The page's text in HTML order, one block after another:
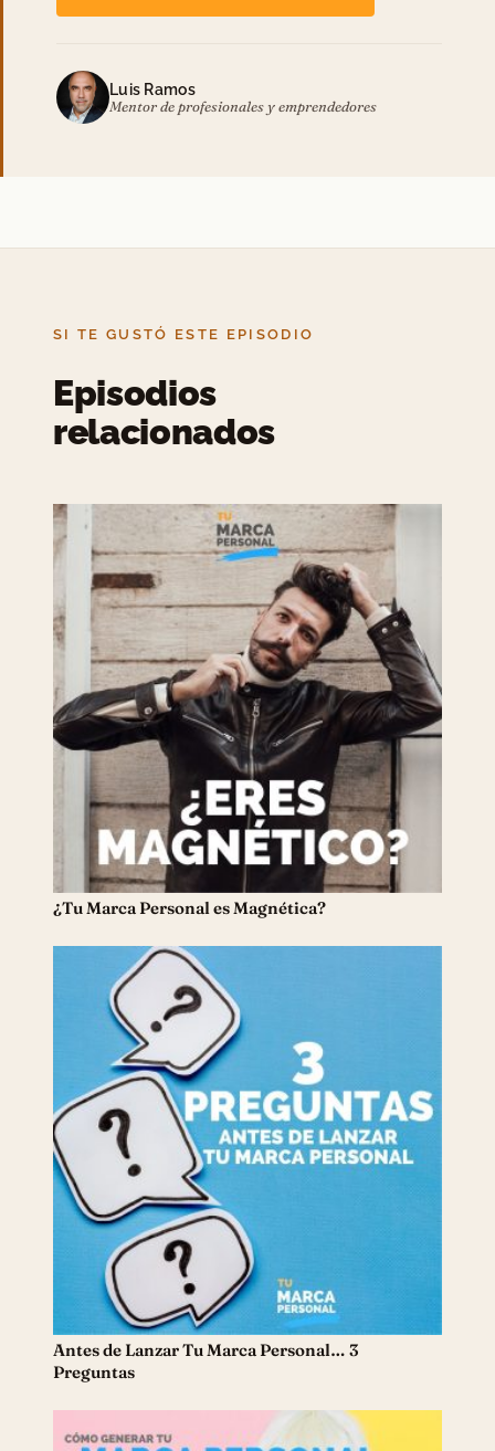
Luis Ramos
Mentor de profesionales y emprendedores
SI TE GUSTÓ ESTE EPISODIO
Episodios
relacionados
¿Tu Marca Personal es Magnética?
Antes de Lanzar Tu Marca Personal… 3
Preguntas